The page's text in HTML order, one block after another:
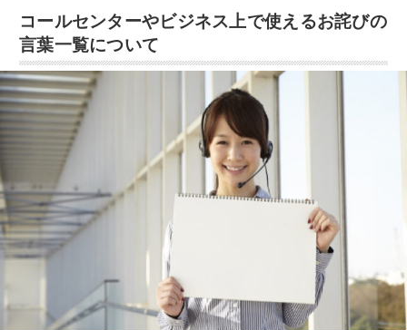
コールセンターやビジネス上で使えるお詫びの
言葉一覧について